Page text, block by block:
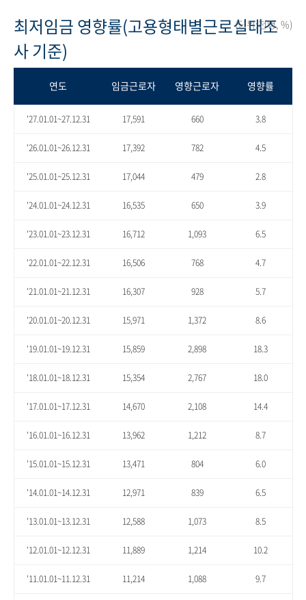
최저임금 영향률(고용형태별근로실태조
사 기준)
(단위:천명, %)
연도 임금근로자 영향근로자 영향률
'27.01.01~27.12.31 17,591 660 3.8
'26.01.01~26.12.31 17,392 782 4.5
'25.01.01~25.12.31 17,044 479 2.8
'24.01.01~24.12.31 16,535 650 3.9
'23.01.01~23.12.31 16,712 1,093 6.5
'22.01.01~22.12.31 16,506 768 4.7
'21.01.01~21.12.31 16,307 928 5.7
'20.01.01~20.12.31 15,971 1,372 8.6
'19.01.01~19.12.31 15,859 2,898 18.3
'18.01.01~18.12.31 15,354 2,767 18.0
'17.01.01~17.12.31 14,670 2,108 14.4
'16.01.01~16.12.31 13,962 1,212 8.7
'15.01.01~15.12.31 13,471 804 6.0
'14.01.01~14.12.31 12,971 839 6.5
'13.01.01~13.12.31 12,588 1,073 8.5
'12.01.01~12.12.31 11,889 1,214 10.2
'11.01.01~11.12.31 11,214 1,088 9.7